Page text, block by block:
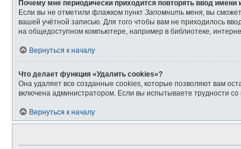
Почему мне периодически приходится повторять ввод имени
Если вы не отметили флажком пункт Запомнить меня, вы
вашей учётной записью. Для того чтобы вам не приходилось
на общедоступном компьютере, например в библиотеке,
Вернуться к началу
Что делает функция «Удалить cookies»?
Она удаляет все созданные cookies, которые позволяют вам
включена администратором. Если вы испытываете трудности
Вернуться к началу